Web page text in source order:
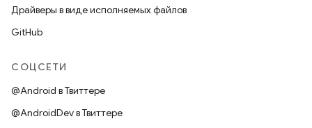
Драйверы в виде исполняемых файлов
GitHub
СОЦСЕТИ
@Android в Твиттере
@AndroidDev в Твиттере